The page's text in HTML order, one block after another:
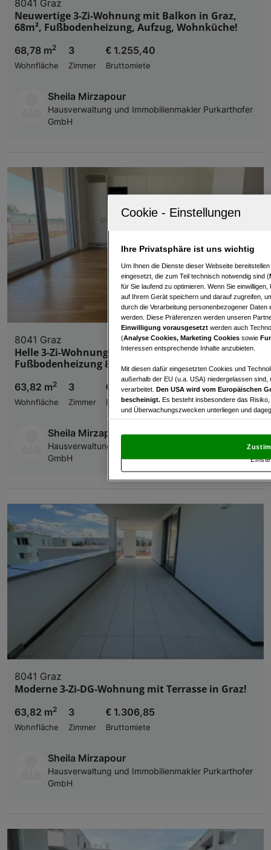
8041 Graz
Neuwertige 3-Zi-Wohnung mit Balkon in Graz,
68m², Fußbodenheizung, Aufzug, Wohnküche!
68,78 m2
Wohnfläche
3
Zimmer
€ 1.255,40
Bruttomiete
Sheila Mirzapour
Hausverwaltung und Immobilienmakler Purkarthofer
GmbH
8041 Graz
Helle 3-Zi-Wohnung mit Terrasse,
Fußbodenheizung & Aufzug in 8041 Graz
63,82 m2
Wohnfläche
3
Zimmer
€ 1.321,50
Bruttomiete
Sheila Mirzapour
Hausverwaltung und Immobilienmakler Purkarthofer
GmbH
8041 Graz
Moderne 3-Zi-DG-Wohnung mit Terrasse in Graz!
63,82 m2
Wohnfläche
3
Zimmer
€ 1.306,85
Bruttomiete
Sheila Mirzapour
Hausverwaltung und Immobilienmakler Purkarthofer
GmbH
Ihre Privatsphäre ist uns wichtig
Um Ihnen die Dienste dieser Webseite
eingesetzt, die zum Teil technisch notwendig sind (
für Sie laufend zu optimieren. Wenn Sie
auf Ihrem Gerät speichern und darauf zugreifen,
durch die Verarbeitung personenbezogener
werden. Diese Präferenzen werden unseren
Einwilligung vorausgesetzt werden auch
(Analyse Cookies, Marketing Cookies sowie
Interessen entsprechende Inhalte anzubieten.
Mit diesen dafür eingesetzten Cookies und
außerhalb der EU (u.a. USA) niedergelassen
verarbeitet. Den USA wird vom Europäischen
bescheinigt. Es besteht insbesondere das
und Überwachungszwecken unterliegen und
und Widerspruch gegen die Verarbeitung auf der
„Cookie Einstellungen“, die sich auf jeder Seite
Verwendung genauer Standortdaten.
Zugriff auf Informationen auf einem Endgerät.
und der Performance von Inhalten,
Liste der Partner (Lieferanten)